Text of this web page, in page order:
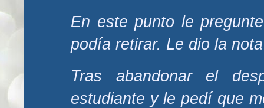
En este punto le
podía retirar. Le dio la
Tras abandonar el
estudiante y le pedí que